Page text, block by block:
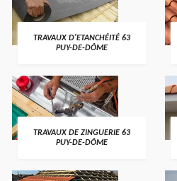
TRAVAUX D'ETANCHÉITÉ 63
PUY-DE-DÔME
TRAVAUX DE ZINGUERIE 63
PUY-DE-DÔME